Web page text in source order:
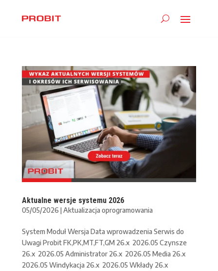
Aktualne wersje systemu 2026
05/05/2026 |Aktualizacja oprogramowania
System Moduł Wersja Data wprowadzenia Serwis do
Uwagi Probit FK,PK,MT,FT,GM 26.x 2026.05 Czynsze
26.x 2026.05 Administrator 26.x 2026.05 Media 26.x
2026.05 Windykacja 26.x 2026.05 Wkłady 26.x